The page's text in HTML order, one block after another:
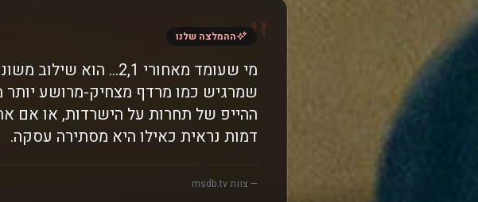
"
ההמלצה שלנו
מי שעומד מאחורי
שמרגיש כמו מרדף מצחיק-מרושע
ההייפ של תחרות על הישרדות, או אם
דמות נראית כאילו היא מסתירה עסקה.
— צוות msdb.tv